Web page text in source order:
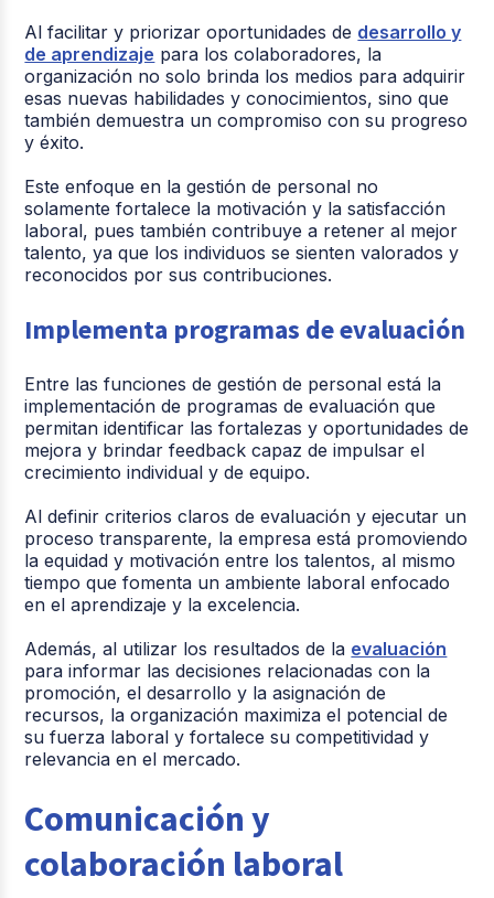
Al facilitar y priorizar oportunidades de desarrollo y
de aprendizaje para los colaboradores, la
organización no solo brinda los medios para adquirir
esas nuevas habilidades y conocimientos, sino que
también demuestra un compromiso con su progreso
y éxito.
Este enfoque en la gestión de personal no
solamente fortalece la motivación y la satisfacción
laboral, pues también contribuye a retener al mejor
talento, ya que los individuos se sienten valorados y
reconocidos por sus contribuciones.
Implementa programas de evaluación
Entre las funciones de gestión de personal está la
implementación de programas de evaluación que
permitan identificar las fortalezas y oportunidades de
mejora y brindar feedback capaz de impulsar el
crecimiento individual y de equipo.
Al definir criterios claros de evaluación y ejecutar un
proceso transparente, la empresa está promoviendo
la equidad y motivación entre los talentos, al mismo
tiempo que fomenta un ambiente laboral enfocado
en el aprendizaje y la excelencia.
Además, al utilizar los resultados de la evaluación
para informar las decisiones relacionadas con la
promoción, el desarrollo y la asignación de
recursos, la organización maximiza el potencial de
su fuerza laboral y fortalece su competitividad y
relevancia en el mercado.
Comunicación y
colaboración laboral